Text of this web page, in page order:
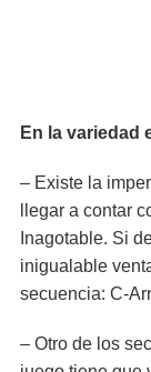
En la variedad
– Existe la
llegar a contar
Inagotable. Si
inigualable
secuencia: C-
– Otro de los